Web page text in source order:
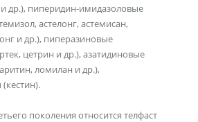
др.), пиперидин-имидазоловые
астелонг, астемисан,
и др.), пиперазиновые
цетрин и др.), азатидиновые
ломилан и др.),
поколения относится телфаст